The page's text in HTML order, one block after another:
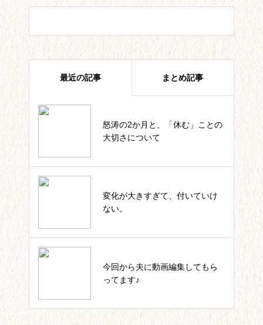
最近の記事 まとめ記事
怒涛の2か月と、「休む」ことの
大切さについて
変化が大きすぎて、付いていけ
ない。
今回から夫に動画編集してもら
ってます♪
四葉ストーリー記事一覧
私のカウンセラー起業。これまで
の軌跡一覧
いっしょにIKUJI★セルフコーチ
ング記事一覧